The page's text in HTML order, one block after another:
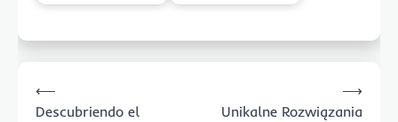
navigation
⟵
Descubriendo el
Unikalne Rozwiązania
⟶